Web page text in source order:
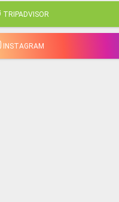
TRIPADVISOR
INSTAGRAM